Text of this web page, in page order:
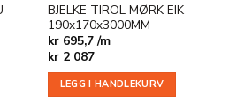
BJELKE TIROL MØRK EIK
190x170x3000MM
kr 695,7 /m
kr2 087
LEGG I HANDLEKURV